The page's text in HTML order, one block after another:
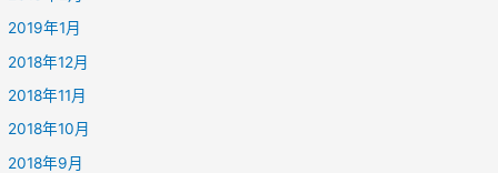
2019年1月
2018年12月
2018年11月
2018年10月
2018年9月